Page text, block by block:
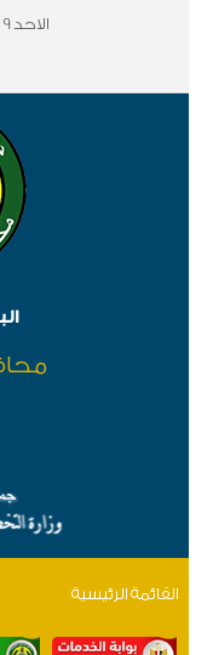
الاحد 9 أغسطس 2026, 12:37:11 م
القائمة الرئيسية